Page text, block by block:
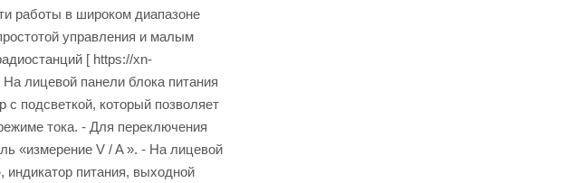
работы в широком диапазоне
управления и малым
[ https://xn-
лицевой панели блока питания
подсветкой, который позволяет
тока. - Для переключения
«измерение V / A ». - На лицевой
питания, выходной